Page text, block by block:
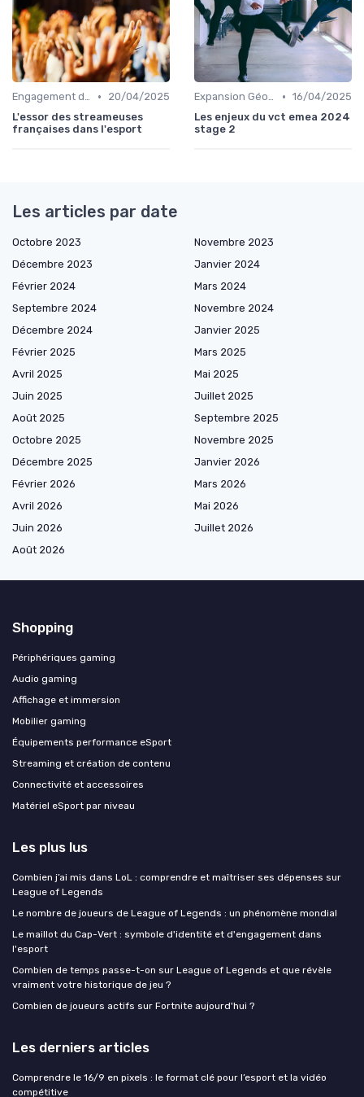
Engagement des Fans •
20/04/2025
L'essor des streameuses
françaises dans l'esport
Expansion Géographique • 16/04/2025
Les enjeux du vct emea 2024
stage 2
Les articles par date
Octobre 2023
Novembre 2023
Décembre 2023
Janvier 2024
Février 2024
Mars 2024
Septembre 2024
Novembre 2024
Décembre 2024
Janvier 2025
Février 2025
Mars 2025
Avril 2025
Mai 2025
Juin 2025
Juillet 2025
Août 2025
Septembre 2025
Octobre 2025
Novembre 2025
Décembre 2025
Janvier 2026
Février 2026
Mars 2026
Avril 2026
Mai 2026
Juin 2026
Juillet 2026
Août 2026
Shopping
Périphériques gaming
Audio gaming
Affichage et immersion
Mobilier gaming
Équipements performance eSport
Streaming et création de contenu
Connectivité et accessoires
Matériel eSport par niveau
Les plus lus
Combien j’ai mis dans LoL : comprendre et maîtriser ses dépenses sur
League of Legends
Le nombre de joueurs de League of Legends : un phénomène mondial
Le maillot du Cap-Vert : symbole d'identité et d'engagement dans
l'esport
Combien de temps passe-t-on sur League of Legends et que révèle
vraiment votre historique de jeu ?
Combien de joueurs actifs sur Fortnite aujourd'hui ?
Les derniers articles
Comprendre le 16/9 en pixels : le format clé pour l’esport et la vidéo
compétitive